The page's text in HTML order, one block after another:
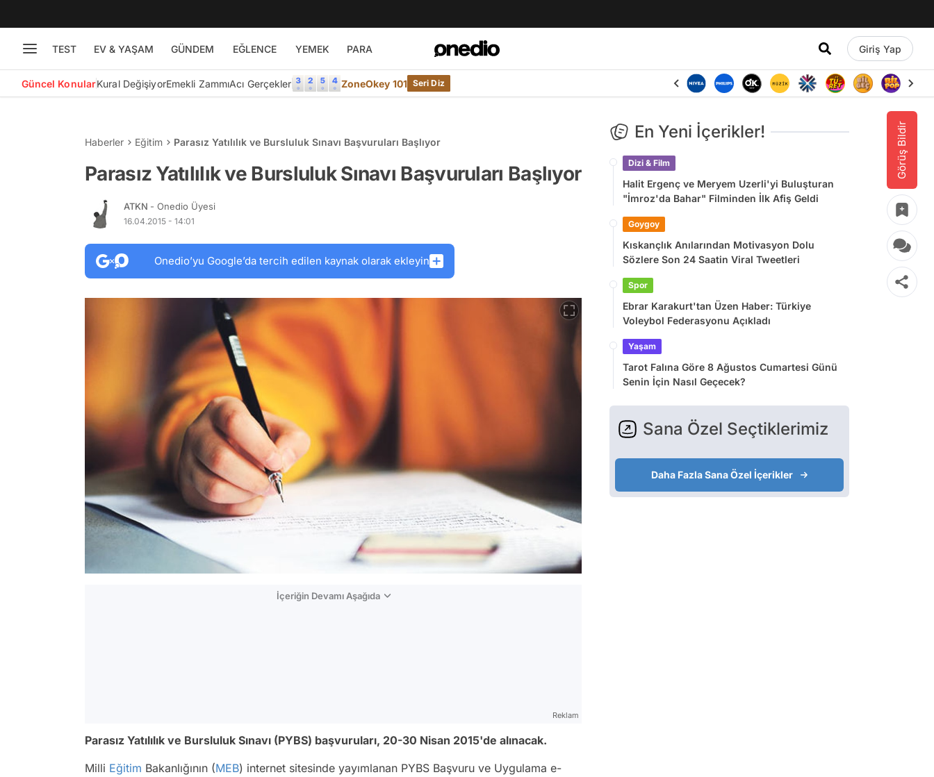
TEST EV & YAŞAM GÜNDEM EĞLENCE YEMEK PARA Giriş Yap
Güncel KonularKural DeğişiyorEmekli ZammıAcı Gerçekler ZoneOkey 101 Seri Diz
Görüş Bildir
Haberler Eğitim Parasız Yatılılık ve Bursluluk Sınavı Başvuruları Başlıyor
Parasız Yatılılık ve Bursluluk Sınavı Başvuruları Başlıyor
ATKN - Onedio Üyesi
16.04.2015 - 14:01
Onedio’yu Google’da tercih edilen kaynak olarak ekleyin
İçeriğin Devamı Aşağıda
Reklam
Parasız Yatılılık ve Bursluluk Sınavı (PYBS) başvuruları, 20-30 Nisan 2015'de alınacak.
Milli Eğitim Bakanlığının (MEB) internet sitesinde yayımlanan PYBS Başvuru ve Uygulama e-
En Yeni İçerikler!
Dizi & Film
Halit Ergenç ve Meryem Uzerli'yi Buluşturan
"İmroz'da Bahar" Filminden İlk Afiş Geldi
Goygoy
Kıskançlık Anılarından Motivasyon Dolu
Sözlere Son 24 Saatin Viral Tweetleri
Spor
Ebrar Karakurt'tan Üzen Haber: Türkiye
Voleybol Federasyonu Açıkladı
Yaşam
Tarot Falına Göre 8 Ağustos Cumartesi Günü
Senin İçin Nasıl Geçecek?
Sana Özel Seçtiklerimiz
Daha Fazla Sana Özel İçerikler